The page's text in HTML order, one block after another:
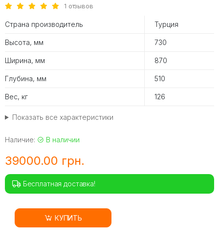
1 отзывов
Страна производитель Турция
Высота, мм 730
Ширина, мм 870
Глубина, мм 510
Вес, кг 126
Показать все характеристики
Наличие: В наличии
39000.00 грн.
Бесплатная доставка!
КУПИТЬ